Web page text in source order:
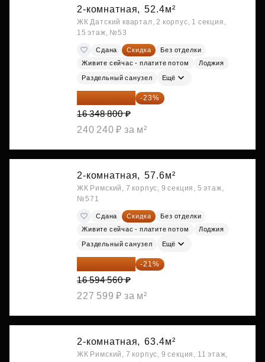
2-комнатная, 52.4м²
ЖК Датский квартал, 2 корпус, 1 секция,
15 этаж, №53
Сдана Скидка
Без отделки
Живите сейчас - платите потом
Лоджия
Раздельный санузел Ещё
12 588 576 ₽ -23%
16 348 800 ₽
240 240 ₽ за м²
2-комнатная, 57.6м²
ЖК Римский, 7 корпус, 9 секция, 5 этаж,
№571
Сдана Скидка
Без отделки
Живите сейчас - платите потом
Лоджия
Раздельный санузел Ещё
13 109 702 ₽ -21%
16 594 560 ₽
227 599 ₽ за м²
2-комнатная, 63.4м²
ЖК Римский, 7 корпус, 9 секция, 11 этаж,